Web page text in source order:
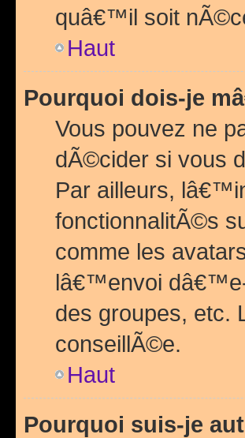
quâ€™il soit
Haut
Pourquoi dois-je
Vous pouvez ne
dÃ©cider si vous
Par ailleurs,
fonctionnalitÃ©s
comme les
lâ€™envoi
des groupes, etc.
conseillÃ©e.
Haut
Pourquoi suis-je